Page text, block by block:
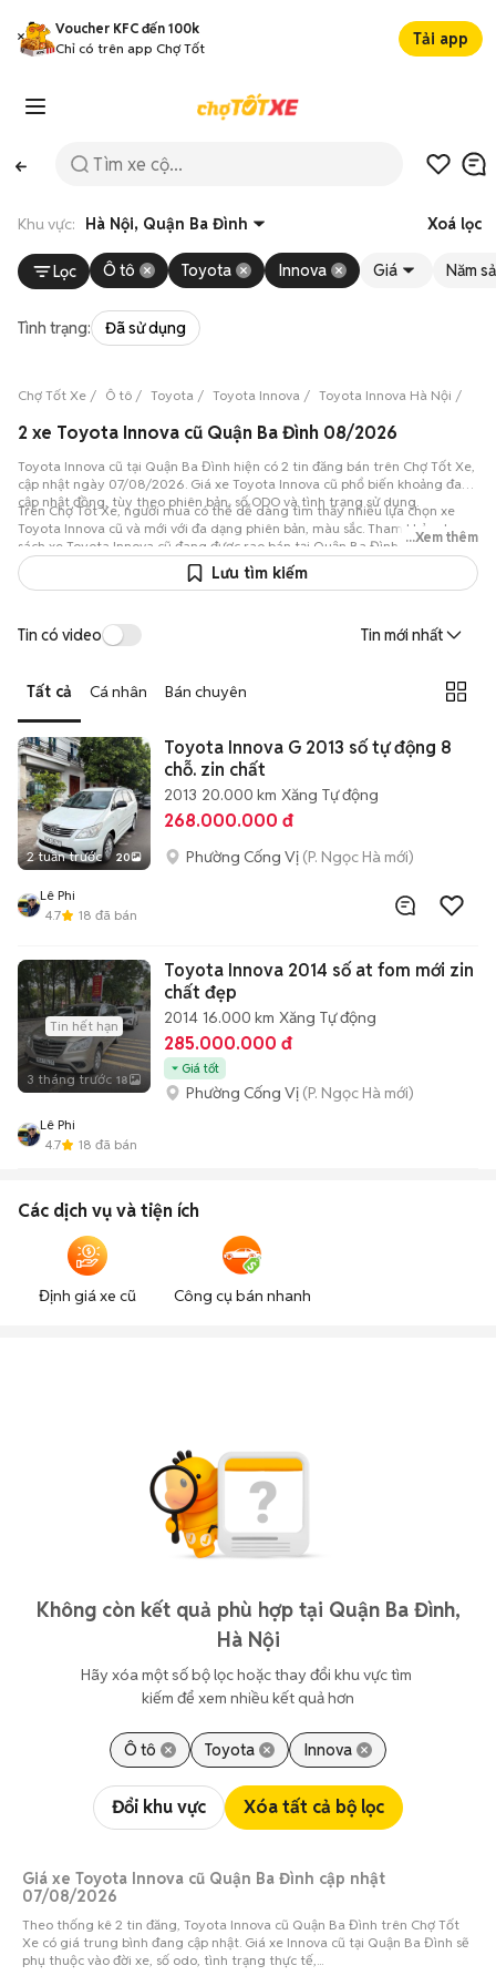
Voucher KFC đến 100k
Chỉ có trên app Chợ Tốt
Tải app
Khu vực: Hà Nội, Quận Ba Đình Xoá lọc
Lọc Ô tô Toyota Innova Giá Năm
Tình trạng: Đã sử dụng
Chợ Tốt Xe Ô tô Toyota Toyota Innova Toyota Innova Hà Nội
2 xe Toyota Innova cũ Quận Ba Đình 08/2026
Toyota Innova cũ tại Quận Ba Đình hiện có 2 tin đăng bán trên Chợ Tốt Xe,
cập nhật ngày 07/08/2026. Giá xe Toyota Innova cũ phổ biến khoảng đang
cập nhật đồng, tùy theo phiên bản, số ODO và tình trạng sử dụng.
Trên Chợ Tốt Xe, người mua có thể dễ dàng tìm thấy nhiều lựa chọn xe
Toyota Innova cũ và mới với đa dạng phiên bản, màu sắc. Tham khảo danh
sách xe Toyota Innova cũ đang được rao bán tại Quận Ba Đình trên Chợ
Tốt Xe để so sánh giá cả và tình trạng sử dụng, từ đó lựa chọn được chiếc
xe phù hợp nhất với nhu cầu và ngân sách của mình.
...Xem thêm
Lưu tìm kiếm
Tin có video Tin mới nhất
Tất cả Cá nhân Bán chuyên
2 tuần trước 20
Toyota Innova G 2013 số tự động 8
chỗ. zin chất
2013 20.000 km Xăng Tự động
268.000.000 đ
Phường Cống Vị (P. Ngọc Hà mới)
Lê Phi
4.7
18 đã bán
Tin hết hạn
3 tháng trước 18
Toyota Innova 2014 số at fom mới zin
chất đẹp
2014 16.000 km Xăng Tự động
285.000.000 đ
Giá tốt
Phường Cống Vị (P. Ngọc Hà mới)
Lê Phi
4.7
18 đã bán
Các dịch vụ và tiện ích
Định giá xe cũ Công cụ bán nhanh
Không còn kết quả phù hợp tại Quận Ba Đình,
Hà Nội
Hãy xóa một số bộ lọc hoặc thay đổi khu vực tìm
kiếm để xem nhiều kết quả hơn
Ô tô Toyota Innova
Đổi khu vực Xóa tất cả bộ lọc
Giá xe Toyota Innova cũ Quận Ba Đình cập nhật
07/08/2026
Theo thống kê 2 tin đăng, Toyota Innova cũ Quận Ba Đình trên Chợ Tốt
Xe có giá trung bình đang cập nhật. Giá xe Innova cũ tại Quận Ba Đình sẽ
phụ thuộc vào đời xe, số odo, tình trạng thực tế,...